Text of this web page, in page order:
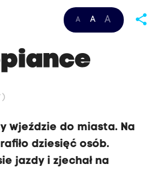
A A A share
)
wjeździe do miasta. Na
dziesięć osób.
jazdy i zjechał na